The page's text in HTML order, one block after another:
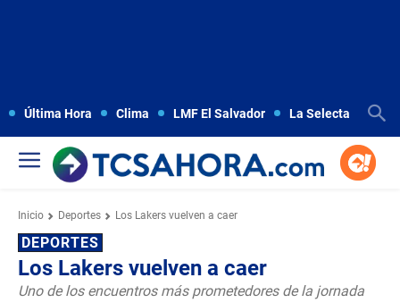
Última Hora Clima LMF El Salvador La Selecta
Inicio Deportes Los Lakers vuelven a caer
DEPORTES
Los Lakers vuelven a caer
Uno de los encuentros más prometedores de la jornada